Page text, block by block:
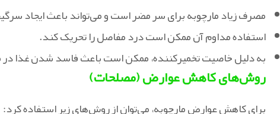
مصرف زیاد مارچوبه برای سر مضر است و می‌تواند باعث ایجاد
استفاده مداوم آن ممکن است درد مفاصل را تحریک کند.
به دلیل خاصیت تخمیرکننده، ممکن است باعث فاسد شدن غذا در
روش‌های کاهش عوارض (مصلحات)
برای کاهش عوارض مارچوبه، می‌توان از روش‌های زیر استفاده کرد: